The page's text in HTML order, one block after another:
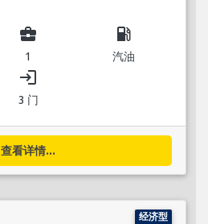
business_center
1
local_gas_station
汽油
login
3 门
查看详情...
经济型